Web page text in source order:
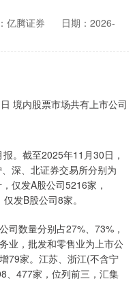
亿腾证券
日期：2026-
。截至2025年11月30日，
深、北证券交易所分别为
仅发A股公司5216家，
发B股公司8家。
数量分别占27%、73%，
业，批发和零售业为上市公
79家。江苏、浙江(不含宁
、477家，位列前三，汇集